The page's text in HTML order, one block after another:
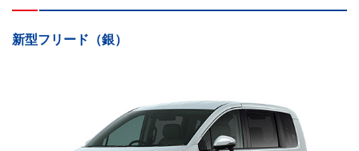
新型フリード（銀）